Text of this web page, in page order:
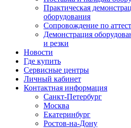
Практическая
оборудования
Сопровождение по
Демонстрация
и резки
Новости
Где купить
Сервисные центры
Личный кабинет
Контактная информация
Санкт-Петербург
Москва
Екатеринбург
Ростов-на-Дону